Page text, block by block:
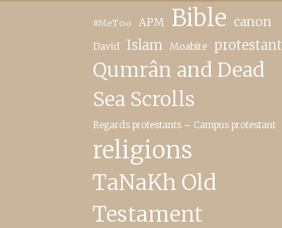
#MeToo APM Bible canon
David Islam Moabite protestant
Qumrân and Dead
Sea Scrolls
Regards protestants – Campus protestant
religions
TaNaKh Old
Testament